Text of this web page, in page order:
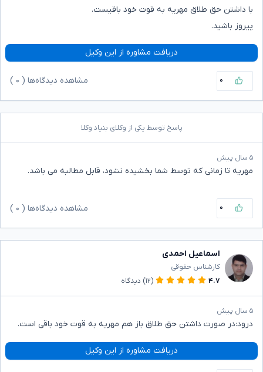
با داشتن حق طلاق مهریه به قوت خود باقیست.
پیروز باشید.
دریافت مشاوره از این وکیل
۰ مشاهده دیدگاه‌ها ( ۰
پاسخ توسط یکی از وکلای بنیاد وکلا
۵ سال پیش
مهریه تا زمانی که توسط شما بخشیده نشود، قابل مطالبه می باشد.
۰ مشاهده دیدگاه‌ها ( ۰
اسماعیل احمدی
کارشناس حقوقی
۴.۷
(۱۲) دیدگاه
۵ سال پیش
درود:در صورت داشتن حق طلاق باز هم مهریه به قوت خود باقی است.
دریافت مشاوره از این وکیل